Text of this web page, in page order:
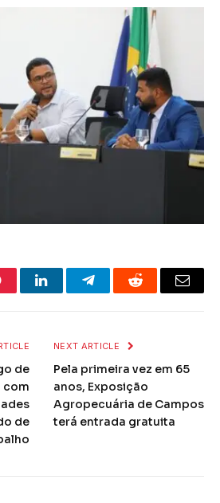
LinkedInTelegramReddit Email
de
com
de
NEXT ARTICLE
Pela primeira vez em 65
anos, Exposição
Agropecuária de Campos
terá entrada gratuita